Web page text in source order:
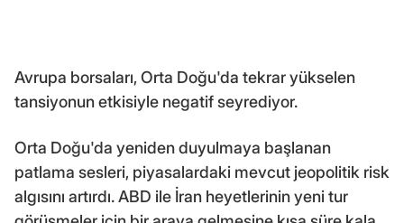
Avrupa borsaları, Orta Doğu'da tekrar yükselen
tansiyonun etkisiyle negatif seyrediyor.
Orta Doğu'da yeniden duyulmaya başlanan
patlama sesleri, piyasalardaki mevcut jeopolitik risk
algısını artırdı. ABD ile İran heyetlerinin yeni tur